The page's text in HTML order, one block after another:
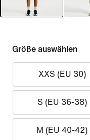
Größe auswählen
XXS (EU 30)
S (EU 36-38)
M (EU 40-42)